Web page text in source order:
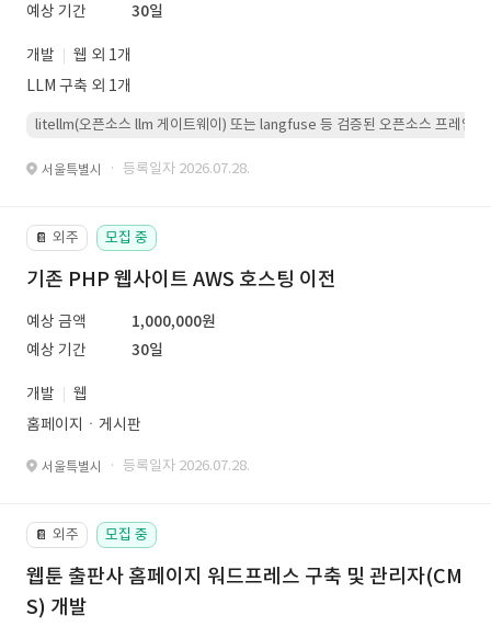
예상 기간
30일
개발
웹 외 1개
LLM 구축 외 1개
litellm(오픈소스 llm 게이트웨이) 또는 langfuse 등 검증된 오픈소스 프레임워
서울특별시 · 등록일자 2026.07.28.
📔 외주 모집 중
기존 PHP 웹사이트 AWS 호스팅 이전
예상 금액
1,000,000원
예상 기간
30일
개발
웹
홈페이지ㆍ게시판
서울특별시 · 등록일자 2026.07.28.
📔 외주 모집 중
웹툰 출판사 홈페이지 워드프레스 구축 및 관리자(CM
S) 개발